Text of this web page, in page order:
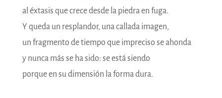
al éxtasis que crece desde la piedra en fuga.
Y queda un resplandor, una callada imagen,
un fragmento de tiempo que impreciso se ahonda
y nunca más se ha sido: se está siendo
porque en su dimensión la forma dura.